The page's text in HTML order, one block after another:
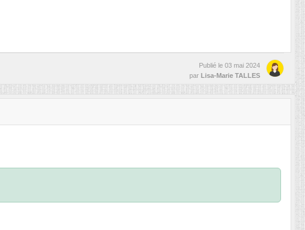
Publié le 03 mai 2024
par Lisa-Marie TALLES